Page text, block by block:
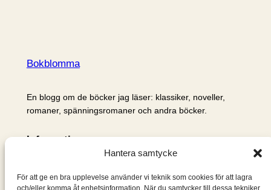
Hantera samtycke
För att ge en bra upplevelse använder vi teknik som cookies för att lagra
och/eller komma åt enhetsinformation. När du samtycker till dessa tekniker
Bokblomma
En blogg om de böcker jag läser: klassiker, noveller,
romaner, spänningsromaner och andra böcker.
Information
Om mig & om bloggen